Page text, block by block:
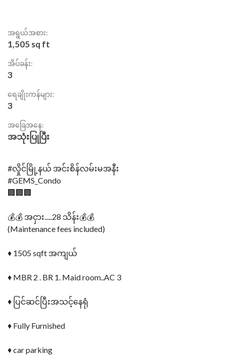
အရွယ်အစား:
1,505 sq ft
အိပ်ခန်း:
3
ရေချိုးကန်များ:
3
အခြေအနေ:
အသုံးပြုပြီး
#လှိုင်မြို့နယ် အင်းစိန်လမ်းမအနီး
#GEMS_Condo
🏢🏢🏢
💰💰 အငှား.....28 သိန်း💰💰
(Maintenance fees included)
♦ 1505 sqft အကျယ်
♦ MBR 2 . BR 1. Maid room..AC 3
♦ ပြင်ဆင်ပြီးအသင့်နေရုံ
♦ Fully Furnished
♦ car parking